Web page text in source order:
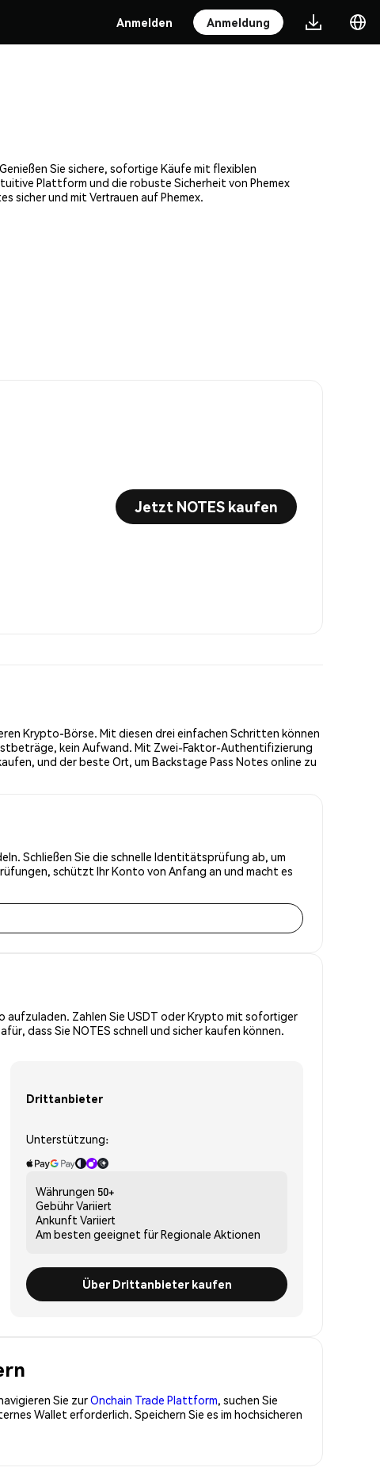
Anmelden Anmeldung
Sie sichere, sofortige Käufe mit flexiblen
Plattform und die robuste Sicherheit von Phemex
sicher und mit Vertrauen auf Phemex.
Jetzt NOTES kaufen
Krypto-Börse. Mit diesen drei einfachen Schritten können
kein Aufwand. Mit Zwei-Faktor-Authentifizierung
und der beste Ort, um Backstage Pass Notes online zu
Schließen Sie die schnelle Identitätsprüfung ab, um
schützt Ihr Konto von Anfang an und macht es
aufzuladen. Zahlen Sie USDT oder Krypto mit sofortiger
dass Sie NOTES schnell und sicher kaufen können.
Drittanbieter
Unterstützung:
Währungen 50+
GebührVariiert
Ankunft Variiert
Am besten geeignet fürRegionale Aktionen
Über Drittanbieter kaufen
Sie zurOnchain Trade Plattform, suchen Sie
Wallet erforderlich. Speichern Sie es im hochsicheren